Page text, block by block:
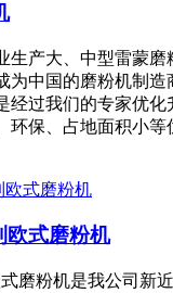
生产大、中型雷蒙磨
为中国的磨粉机制造
经过我们的专家优化
环保、占地面积小
式磨粉机
磨粉机是我公司新